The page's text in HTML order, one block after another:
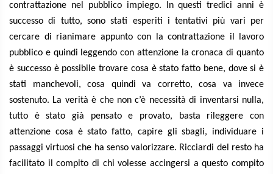
contrattazione nel pubblico impiego. In questi tredici anni è
successo di tutto, sono stati esperiti i tentativi più vari per
cercare di rianimare appunto con la contrattazione il lavoro
pubblico e quindi leggendo con attenzione la cronaca di quanto
è successo è possibile trovare cosa è stato fatto bene, dove si è
stati manchevoli, cosa quindi va corretto, cosa va invece
sostenuto. La verità è che non c’è necessità di inventarsi nulla,
tutto è stato già pensato e provato, basta rileggere con
attenzione cosa è stato fatto, capire gli sbagli, individuare i
passaggi virtuosi che ha senso valorizzare. Ricciardi del resto ha
facilitato il compito di chi volesse accingersi a questo compito